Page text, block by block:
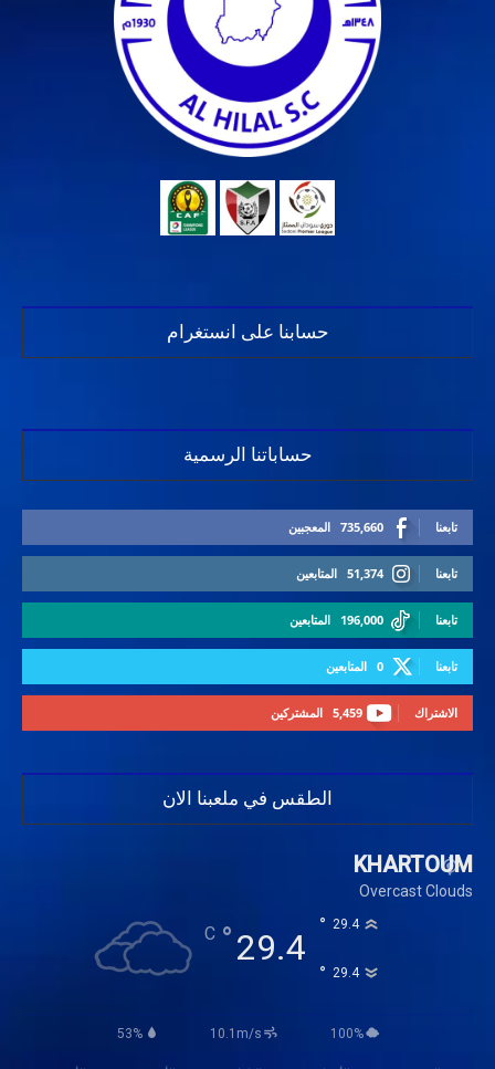
حسابنا على انستغرام
حساباتنا الرسمية
735,660 المعجبين تابعنا
51,374 المتابعين تابعنا
196,000 المتابعين تابعنا
0 المتابعين تابعنا
5,459 المشتركين الاشتراك
الطقس في ملعبنا الان
KHARTOUM
Overcast Clouds
29.4
°
C 29.4
°
29.4
°
53% 10.1m/s 100%